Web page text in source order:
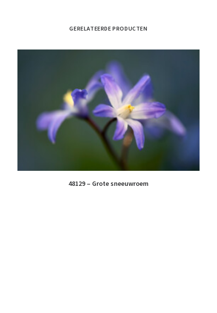
GERELATEERDE PRODUCTEN
48129 – Grote sneeuwroem